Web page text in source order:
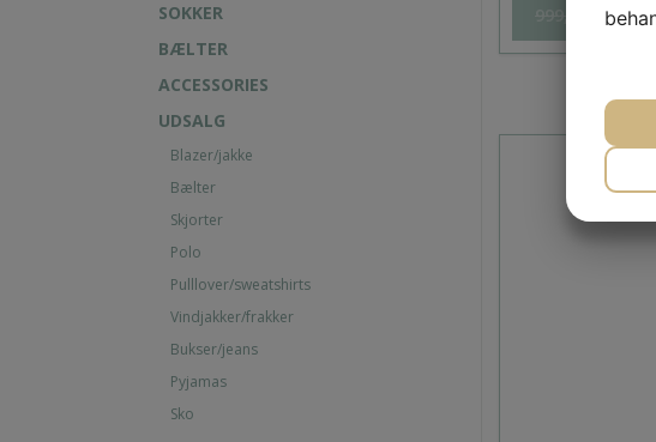
DKK
SOKKER
BÆLTER
ACCESSORIES
UDSALG
Blazer/jakke
Bælter
Skjorter
Polo
Pulllover/sweatshirts
Vindjakker/frakker
Bukser/jeans
Pyjamas
Sko